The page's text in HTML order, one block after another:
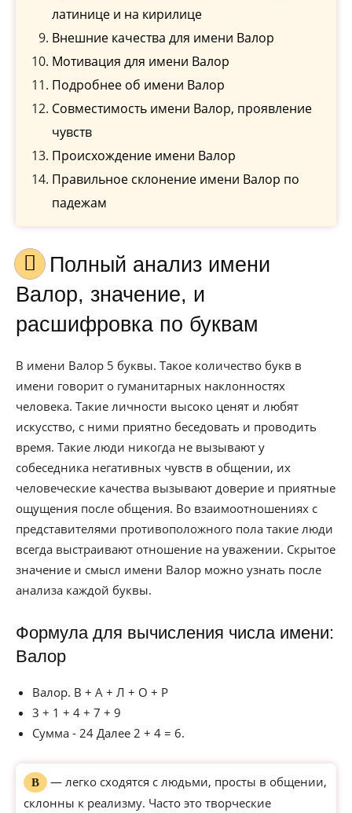
латинице и на кирилице
Внешние качества для имени Валор
Мотивация для имени Валор
Подробнее об имени Валор
Совместимость имени Валор, проявление
чувств
Происхождение имени Валор
Правильное склонение имени Валор по
падежам
Полный анализ имени
Валор, значение, и
расшифровка по буквам
В имени Валор 5 буквы. Такое количество букв в
имени говорит о гуманитарных наклонностях
человека. Такие личности высоко ценят и любят
искусство, с ними приятно беседовать и проводить
время. Такие люди никогда не вызывают у
собеседника негативных чувств в общении, их
человеческие качества вызывают доверие и приятные
ощущения после общения. Во взаимоотношениях с
представителями противоположного пола такие люди
всегда выстраивают отношение на уважении. Скрытое
значение и смысл имени Валор можно узнать после
анализа каждой буквы.
Формула для вычисления числа имени:
Валор
Валор. В + А + Л + О + Р
3 + 1 + 4 + 7 + 9
Сумма - 24 Далее 2 + 4 = 6.
В
— легко сходятся с людьми, просты в общении,
склонны к реализму. Часто это творческие